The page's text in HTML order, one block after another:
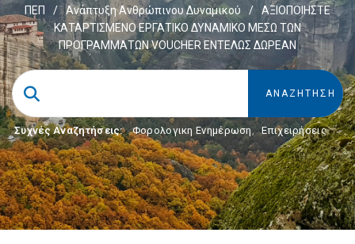
ΠΕΠ
/ Ανάπτυξη Ανθρώπινου Δυναμικού /
ΑΞΙΟΠΟΙΗΣΤΕ
ΚΑΤΑΡΤΙΣΜΕΝΟ ΕΡΓΑΤΙΚΟ ΔΥΝΑΜΙΚΟ ΜΕΣΩ ΤΩΝ
ΠΡΟΓΡΑΜΜΑΤΩΝ VOUCHER ΕΝΤΕΛΩΣ ΔΩΡΕΑΝ
Συχνές Αναζητήσεις: Φορολογικη Ενημέρωση, Επιχειρήσεις